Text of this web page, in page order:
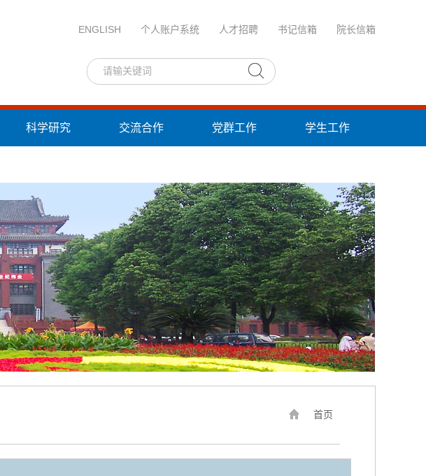
ENGLISH 个人账户系统 人才招聘 书记信箱 院长信箱
科学研究 交流合作 党群工作 学生工作
首页